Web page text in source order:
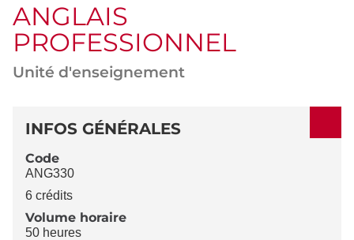
ici :
ANGLAIS
PROFESSIONNEL
Unité d'enseignement
DÉTAILS
INFOS GÉNÉRALES
Code
ANG330
6 crédits
Volume horaire
50 heures